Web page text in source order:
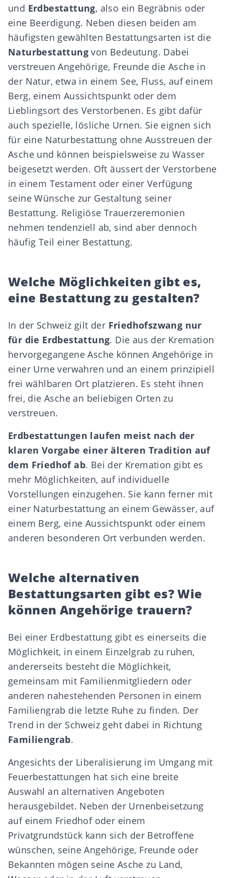
und Erdbestattung, also ein Begräbnis oder
eine Beerdigung. Neben diesen beiden am
häufigsten gewählten Bestattungsarten ist die
Naturbestattung von Bedeutung. Dabei
verstreuen Angehörige, Freunde die Asche in
der Natur, etwa in einem See, Fluss, auf einem
Berg, einem Aussichtspunkt oder dem
Lieblingsort des Verstorbenen. Es gibt dafür
auch spezielle, lösliche Urnen. Sie eignen sich
für eine Naturbestattung ohne Ausstreuen der
Asche und können beispielsweise zu Wasser
beigesetzt werden. Oft äussert der Verstorbene
in einem Testament oder einer Verfügung
seine Wünsche zur Gestaltung seiner
Bestattung. Religiöse Trauerzeremonien
nehmen tendenziell ab, sind aber dennoch
häufig Teil einer Bestattung.
Welche Möglichkeiten gibt es,
eine Bestattung zu gestalten?
In der Schweiz gilt der Friedhofszwang nur
für die Erdbestattung. Die aus der Kremation
hervorgegangene Asche können Angehörige in
einer Urne verwahren und an einem prinzipiell
frei wählbaren Ort platzieren. Es steht ihnen
frei, die Asche an beliebigen Orten zu
verstreuen.
Erdbestattungen laufen meist nach der
klaren Vorgabe einer älteren Tradition auf
dem Friedhof ab. Bei der Kremation gibt es
mehr Möglichkeiten, auf individuelle
Vorstellungen einzugehen. Sie kann ferner mit
einer Naturbestattung an einem Gewässer, auf
einem Berg, eine Aussichtspunkt oder einem
anderen besonderen Ort verbunden werden.
Welche alternativen
Bestattungsarten gibt es? Wie
können Angehörige trauern?
Bei einer Erdbestattung gibt es einerseits die
Möglichkeit, in einem Einzelgrab zu ruhen,
andererseits besteht die Möglichkeit,
gemeinsam mit Familienmitgliedern oder
anderen nahestehenden Personen in einem
Familiengrab die letzte Ruhe zu finden. Der
Trend in der Schweiz geht dabei in Richtung
Familiengrab.
Angesichts der Liberalisierung im Umgang mit
Feuerbestattungen hat sich eine breite
Auswahl an alternativen Angeboten
herausgebildet. Neben der Urnenbeisetzung
auf einem Friedhof oder einem
Privatgrundstück kann sich der Betroffene
wünschen, seine Angehörige, Freunde oder
Bekannten mögen seine Asche zu Land,